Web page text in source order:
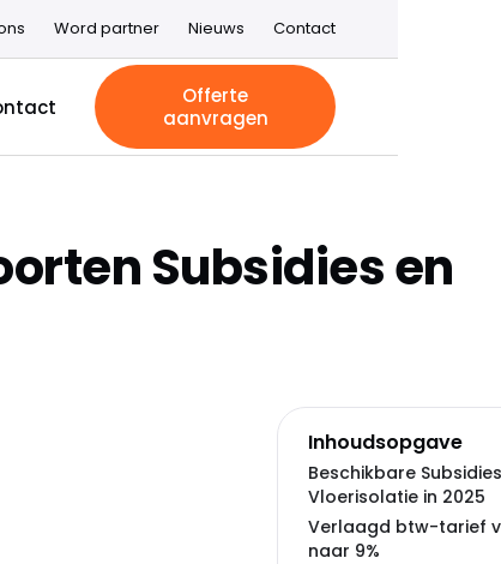
Word partner Nieuws Contact
Offerte
aanvragen
Subsidies en
Inhoudsopgave
Beschikbare Subsidies
Vloerisolatie in 2025
Verlaagd btw-tarief
naar 9%